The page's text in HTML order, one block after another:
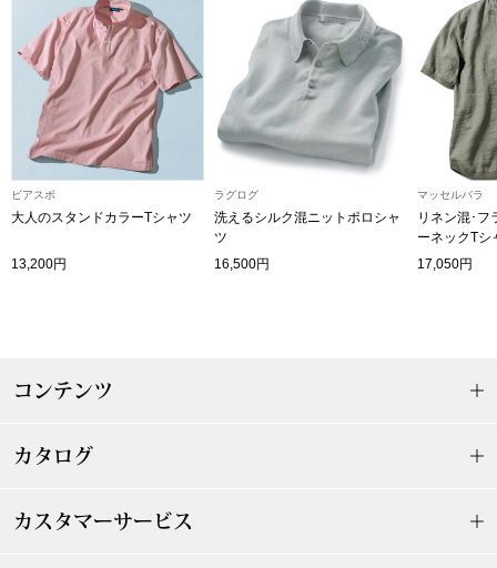
ザ･ノース･フ
ヘリーハンセン
カンタベリー
金谷製靴
ヘンリーコッ
【特集】
【特集】
【特集】
ビアスポ
大人のスタンドカラーTシャツ
13,200円
ラグログ
洗えるシルク混ニットポロシャ
ツ
16,500円
マッセルバラ
リネン混･フ
ーネックTシ
17,050円
コンテンツ
カタログ
カスタマーサービス